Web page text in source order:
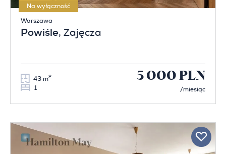
Na wyłączność
Warszawa
Powiśle, Zajęcza
43 m2
1
5 000 PLN
/miesiąc